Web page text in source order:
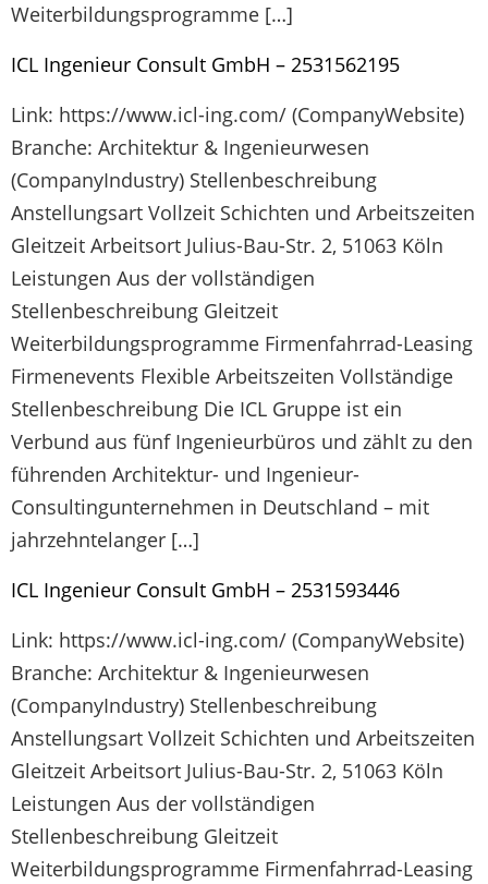
Weiterbildungsprogramme […]
ICL Ingenieur Consult GmbH – 2531562195
Link: https://www.icl-ing.com/ (CompanyWebsite)
Branche: Architektur & Ingenieurwesen
(CompanyIndustry) Stellenbeschreibung
Anstellungsart Vollzeit Schichten und Arbeitszeiten
Gleitzeit Arbeitsort Julius-Bau-Str. 2, 51063 Köln
Leistungen Aus der vollständigen
Stellenbeschreibung Gleitzeit
Weiterbildungsprogramme Firmenfahrrad-Leasing
Firmenevents Flexible Arbeitszeiten Vollständige
Stellenbeschreibung Die ICL Gruppe ist ein
Verbund aus fünf Ingenieurbüros und zählt zu den
führenden Architektur- und Ingenieur-
Consultingunternehmen in Deutschland – mit
jahrzehntelanger […]
ICL Ingenieur Consult GmbH – 2531593446
Link: https://www.icl-ing.com/ (CompanyWebsite)
Branche: Architektur & Ingenieurwesen
(CompanyIndustry) Stellenbeschreibung
Anstellungsart Vollzeit Schichten und Arbeitszeiten
Gleitzeit Arbeitsort Julius-Bau-Str. 2, 51063 Köln
Leistungen Aus der vollständigen
Stellenbeschreibung Gleitzeit
Weiterbildungsprogramme Firmenfahrrad-Leasing